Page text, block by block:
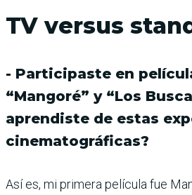
TV versus
- Participaste en
“Mangoré” y “Los
aprendiste de estas
cinematográficas?
Así es, mi primera película fue